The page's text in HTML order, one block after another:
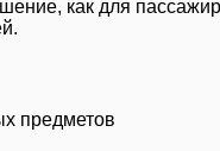
как для
предметов